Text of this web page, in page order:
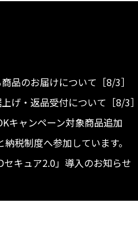
品のお届けについて［8/3］
げ・返品受付について［8/3］
キャンペーン対象商品追加
税制度へ参加しています。
キュア2.0」導入のお知らせ